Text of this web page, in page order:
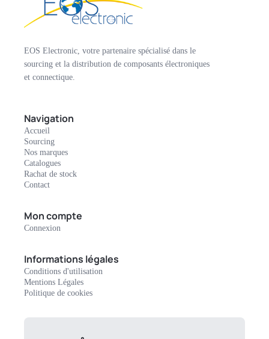
EOS Electronic, votre partenaire spécialisé dans le
sourcing et la distribution de composants électroniques
et connectique.
Navigation
Accueil
Sourcing
Nos marques
Catalogues
Rachat de stock
Contact
Mon compte
Connexion
Informations légales
Conditions d'utilisation
Mentions Légales
Politique de cookies